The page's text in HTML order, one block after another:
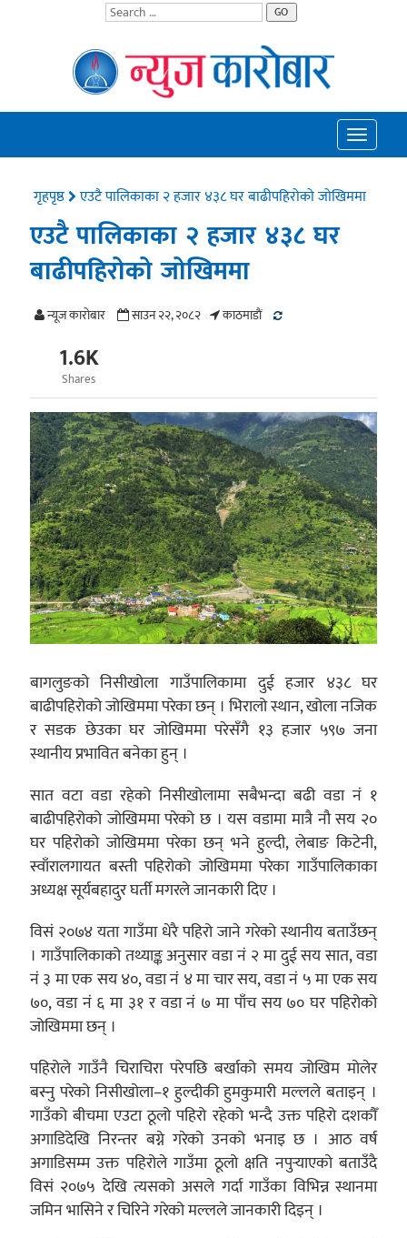
GO
Toggle
गृहपृष्ठ एउटै पालिकाका २ हजार ४३८ घर बाढीपहिरोको जोखिममा
एउटै पालिकाका २ हजार ४३८ घर
बाढीपहिरोको जोखिममा
न्यूज काराेबार साउन २२, २०८२ काठमाडाैं
1.6K
Shares
बागलुङको निसीखोला गाउँपालिकामा दुई हजार ४३८ घर
बाढीपहिरोको जोखिममा परेका छन् । भिरालो स्थान, खोला नजिक
र सडक छेउका घर जोखिममा परेसँगै १३ हजार ५९७ जना
स्थानीय प्रभावित बनेका हुन् ।
सात वटा वडा रहेको निसीखोलामा सबैभन्दा बढी वडा नं १
बाढीपहिरोको जोखिममा परेको छ । यस वडामा मात्रै नौ सय २०
घर पहिरोको जोखिममा परेका छन् भने हुल्दी, लेबाङ किटेनी,
स्वाँरालगायत बस्ती पहिरोको जोखिममा परेका गाउँपालिकाका
अध्यक्ष सूर्यबहादुर घर्ती मगरले जानकारी दिए ।
विसं २०७४ यता गाउँमा धेरै पहिरो जाने गरेको स्थानीय बताउँछन्
। गाउँपालिकाको तथ्याङ्क अनुसार वडा नं २ मा दुई सय सात, वडा
नं ३ मा एक सय ४०, वडा नं ४ मा चार सय, वडा नं ५ मा एक सय
७०, वडा नं ६ मा ३१ र वडा नं ७ मा पाँच सय ७० घर पहिरोको
जोखिममा छन् ।
पहिरोले गाउँनै चिराचिरा परेपछि बर्खाको समय जोखिम मोलेर
बस्नु परेको निसीखोला–१ हुल्दीकी हुमकुमारी मल्लले बताइन् ।
गाउँको बीचमा एउटा ठूलो पहिरो रहेको भन्दै उक्त पहिरो दशकौँ
अगाडिदेखि निरन्तर बग्ने गरेको उनको भनाइ छ । आठ वर्ष
अगाडिसम्म उक्त पहिरोले गाउँमा ठूलो क्षति नपुर्‍याएको बताउँदै
विसं २०७५ देखि त्यसको असले गर्दा गाउँका विभिन्न स्थानमा
जमिन भासिने र चिरिने गरेको मल्लले जानकारी दिइन् ।